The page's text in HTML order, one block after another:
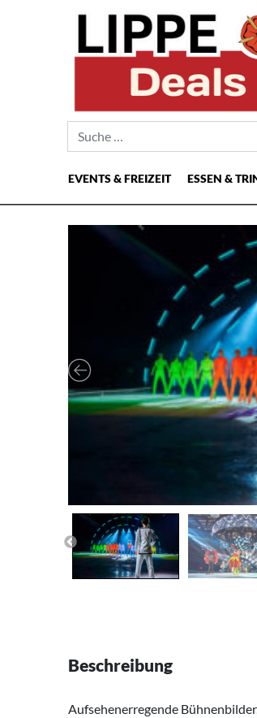
Suche nach:
Hauptnavigation
EVENTS & FREIZEIT ESSEN &
Beschreibung
Aufsehenerregende